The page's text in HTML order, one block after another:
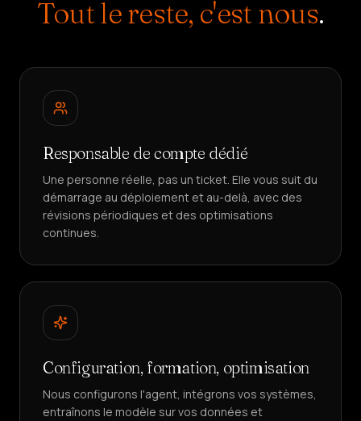
CRÉER
Tout le reste, c'est nous.
Responsable de compte dédié
Une personne réelle, pas un ticket. Elle vous suit du
démarrage au déploiement et au-delà, avec des
révisions périodiques et des optimisations
continues.
Configuration, formation, optimisation
Nous configurons l'agent, intégrons vos systèmes,
entraînons le modèle sur vos données et